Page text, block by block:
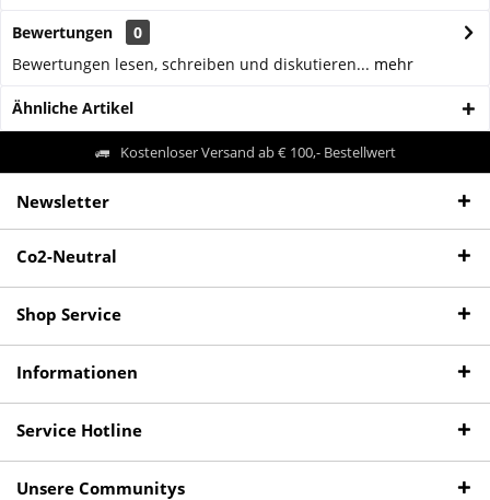
Bewertungen
0
Bewertungen lesen, schreiben und diskutieren... mehr
Ähnliche Artikel
Kostenloser Versand ab € 100,- Bestellwert
Newsletter
Co2-Neutral
Shop Service
Informationen
Service Hotline
Unsere Communitys